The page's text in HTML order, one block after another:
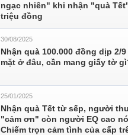
ngạc nhiên" khi nhận "quà
triệu đồng
30/08/2025
Nhận quà 100.000 đồng dịp 2/
mặt ở đâu, cần mang giấy tờ
25/01/2025
Nhận quà Tết từ sếp, người
"cảm ơn" còn người EQ cao
Chiếm trọn cảm tình của cấp